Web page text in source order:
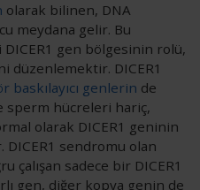
olarak bilinen, DNA
meydana gelir. Bu
gen bölgesinin rolü,
düzenlemektir. DICER1
baskılayıcı genlerin de
sperm hücreleri hariç,
olarak DICER1 geninin
DICER1 sendromu olan
çalışan sadece bir DICER1
gen, diğer kopya genin de